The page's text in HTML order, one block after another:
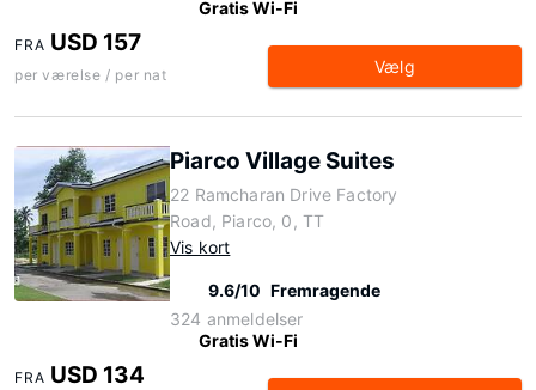
Gratis Wi-Fi
FRA USD 157
per værelse / per nat Vælg
Piarco Village Suites
22 Ramcharan Drive Factory
Road, Piarco, 0, TT
Vis kort
9.6/10 Fremragende
324 anmeldelser
Gratis Wi-Fi
FRA USD 134